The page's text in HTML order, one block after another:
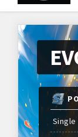
Single